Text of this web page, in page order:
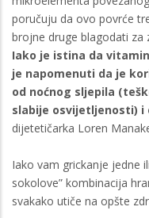
poručuju da ovo povrće
brojne druge blagodati za
Iako je istina da
je napomenuti da je
od noćnog sljepila
slabije osvijetljenosti) i
dijetetičarka Loren
Iako vam grickanje jedne
sokolove” kombinacija
svakako utiče na opšte